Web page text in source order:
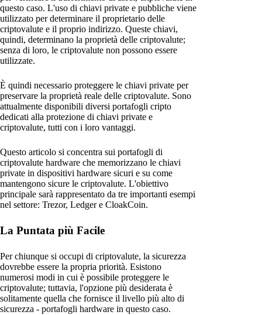
questo caso. L'uso di chiavi private e pubbliche viene
utilizzato per determinare il proprietario delle
criptovalute e il proprio indirizzo. Queste chiavi,
quindi, determinano la proprietà delle criptovalute;
senza di loro, le criptovalute non possono essere
utilizzate.
È quindi necessario proteggere le chiavi private per
preservare la proprietà reale delle criptovalute. Sono
attualmente disponibili diversi portafogli cripto
dedicati alla protezione di chiavi private e
criptovalute, tutti con i loro vantaggi.
Questo articolo si concentra sui portafogli di
criptovalute hardware che memorizzano le chiavi
private in dispositivi hardware sicuri e su come
mantengono sicure le criptovalute. L'obiettivo
principale sarà rappresentato da tre importanti esempi
nel settore: Trezor, Ledger e CloakCoin.
La Puntata più Facile
Per chiunque si occupi di criptovalute, la sicurezza
dovrebbe essere la propria priorità. Esistono
numerosi modi in cui è possibile proteggere le
criptovalute; tuttavia, l'opzione più desiderata è
solitamente quella che fornisce il livello più alto di
sicurezza - portafogli hardware in questo caso.